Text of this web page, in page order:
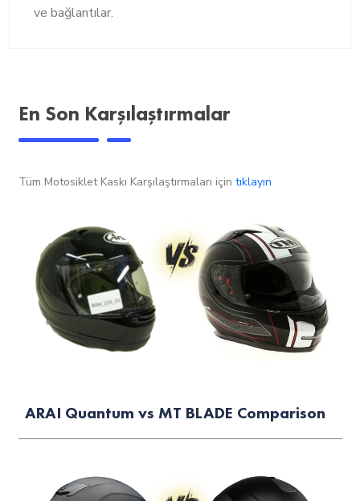
ve bağlantılar.
En Son Karşılaştırmalar
Tüm Motosiklet Kaskı Karşılaştırmaları için tıklayın
ARAI Quantum vs MT BLADE Comparison